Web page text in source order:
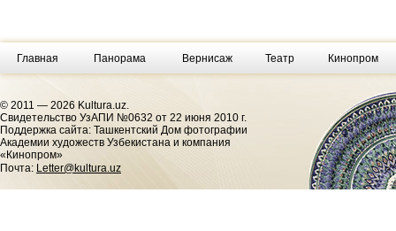
Главная Панорама Вернисаж Театр Кинопром
© 2011 — 2026 Kultura.uz.
Cвидетельство УзАПИ №0632 от 22 июня 2010 г.
Поддержка сайта: Ташкентский Дом фотографии
Академии художеств Узбекистана и компания
«Кинопром»
Почта: Letter@kultura.uz